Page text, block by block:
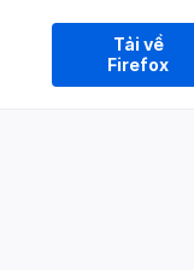
Tải về
Firefox